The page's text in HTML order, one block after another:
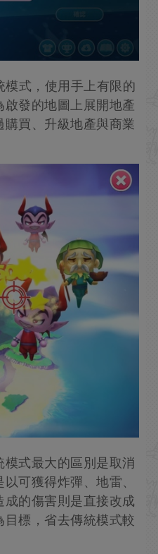
模式，使用手上有限的
發的地圖上展開地產
買、升級地產與商業
式最大的區別是取消
可獲得炸彈、地雷、
的傷害則是直接改成
標，省去傳統模式較